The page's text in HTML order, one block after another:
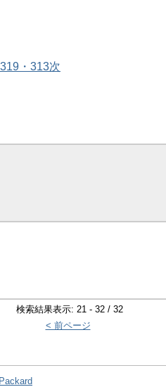
・313次
検索結果表示: 21 - 32 / 32
< 前ページ